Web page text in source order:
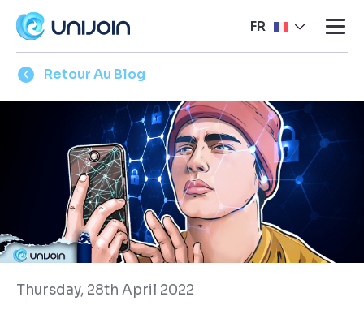
Retour Au Blog
Thursday, 28th April 2022
FR